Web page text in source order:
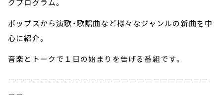
クプログラム。
ポップスから演歌・歌謡曲など様々なジャンルの新曲を中
心に紹介。
音楽とトークで１日の始まりを告げる番組です。
－－－－－－－－－－－－－－－－－－－－－－－－－
－－